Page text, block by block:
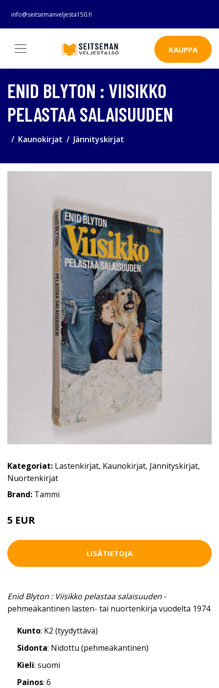
info@seitsemanveljesta150.fi
KAUPPA
ENID BLYTON : VIISIKKO
PELASTAA SALAISUUDEN
Kaunokirjat Jännityskirjat
Kategoriat: Lastenkirjat, Kaunokirjat, Jännityskirjat,
Nuortenkirjat
Brand: Tammi
5 EUR
LISÄTIETOJA
Enid Blyton : Viisikko pelastaa salaisuuden -
pehmeäkantinen lasten- tai nuortenkirja vuodelta 1974
Kunto: K2 (tyydyttävä)
Sidonta: Nidottu (pehmeäkantinen)
Kieli: suomi
Painos: 6